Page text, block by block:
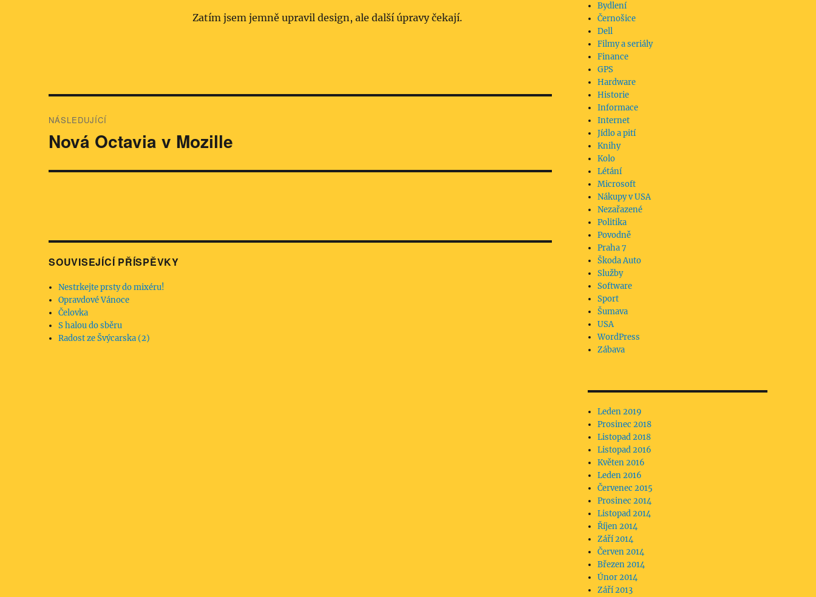
Zatím jsem jemně upravil design, ale další úpravy čekají.
pro
NÁSLEDUJÍCÍ
Následující
Nová Octavia v Mozille
SOUVISEJÍCÍ PŘÍSPĚVKY
Nestrkejte prsty do mixéru!
Opravdové Vánoce
Čelovka
S halou do sběru
Radost ze Švýcarska (2)
Bydlení
Černošice
Dell
Filmy a seriály
Finance
GPS
Hardware
Historie
Informace
Internet
Jídlo a pití
Knihy
Kolo
Létání
Microsoft
Nákupy v USA
Nezařazené
Politika
Povodně
Praha 7
Škoda Auto
Služby
Software
Sport
Šumava
USA
WordPress
Zábava
Leden 2019
Prosinec 2018
Listopad 2018
Listopad 2016
Květen 2016
Leden 2016
Červenec 2015
Prosinec 2014
Listopad 2014
Říjen 2014
Září 2014
Červen 2014
Březen 2014
Únor 2014
Září 2013